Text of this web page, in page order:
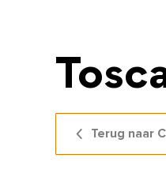
Terug naar